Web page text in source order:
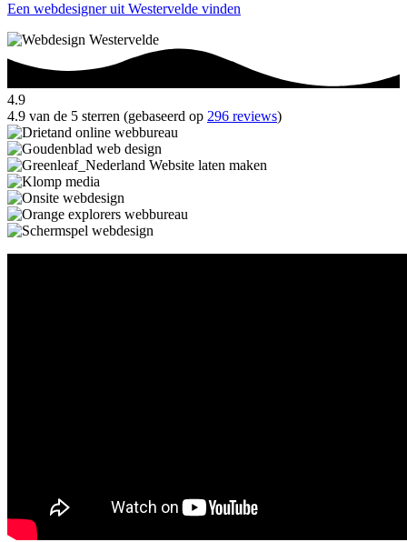
Een webdesigner uit Westervelde vinden
4.9
4.9 van de 5 sterren (gebaseerd op 296 reviews)